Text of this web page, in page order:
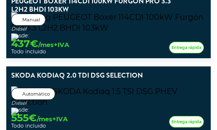
L2H2 BHDI 103KW
Manual
Diésel
Desde:
437€/mes+IVA
Todo incluido
Entrega rápida
SKODA KODIAQ 2.0 TDI DSG SELECTION
Automático
Diésel
Desde:
555€/mes+IVA
Todo incluido
Entrega rápida